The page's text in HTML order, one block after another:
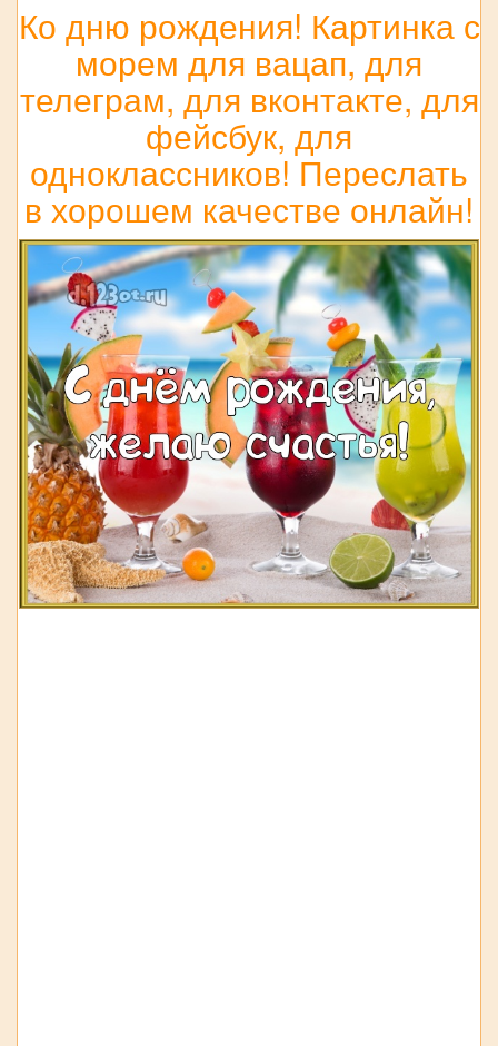
Ко дню рождения! Картинка с
морем для вацап, для
телеграм, для вконтакте, для
фейсбук, для
одноклассников! Переслать
в хорошем качестве онлайн!